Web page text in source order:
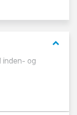
keyboard_arrow_down
inden- og
5 meter ledning
er 7 cm.